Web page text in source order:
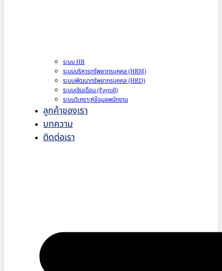
ระบบ HR
ระบบบริหารทรัพยากรบุคคล (HRM)
ระบบพัฒนาทรัพยากรบุคคล (HRD)
ระบบเงินเดือน (Payroll)
ระบบวิเคราะห์ข้อมูลพนักงาน
ลูกค้าของเรา
บทความ
ติดต่อเรา